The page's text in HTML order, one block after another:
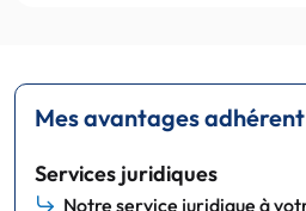
Mes avantages adhérent
Services juridiques
Notre service juridique à